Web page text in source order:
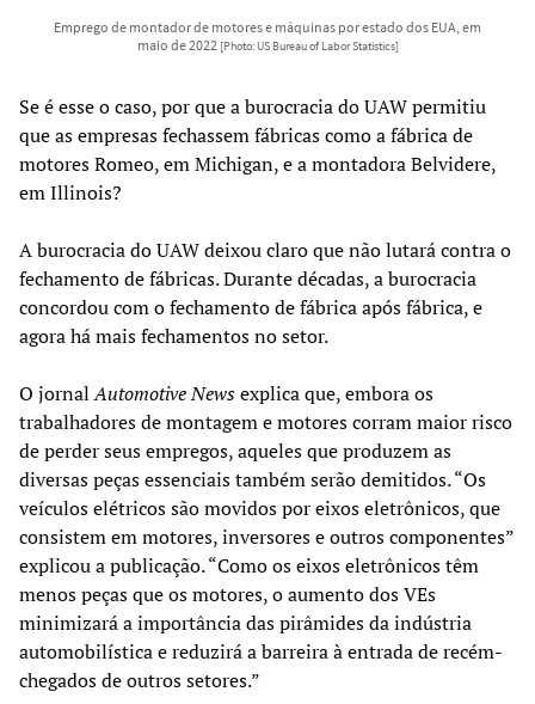
Emprego de montador de motores e máquinas por estado dos EUA, em
maio de 2022 [Photo: US Bureau of Labor Statistics]
Se é esse o caso, por que a burocracia do UAW permitiu
que as empresas fechassem fábricas como a fábrica de
motores Romeo, em Michigan, e a montadora Belvidere,
em Illinois?
A burocracia do UAW deixou claro que não lutará contra o
fechamento de fábricas. Durante décadas, a burocracia
concordou com o fechamento de fábrica após fábrica, e
agora há mais fechamentos no setor.
O jornalAutomotive Newsexplica que, embora os
trabalhadores de montagem e motores corram maior risco
de perder seus empregos, aqueles que produzem as
diversas peças essenciais também serão demitidos. “Os
veículos elétricos são movidos por eixos eletrônicos, que
consistem em motores, inversores e outros componentes”
explicou a publicação. “Como os eixos eletrônicos têm
menos peças que os motores, o aumento dos VEs
minimizará a importância das pirâmides da indústria
automobilística e reduzirá a barreira à entrada de recém-
chegados de outros setores.”